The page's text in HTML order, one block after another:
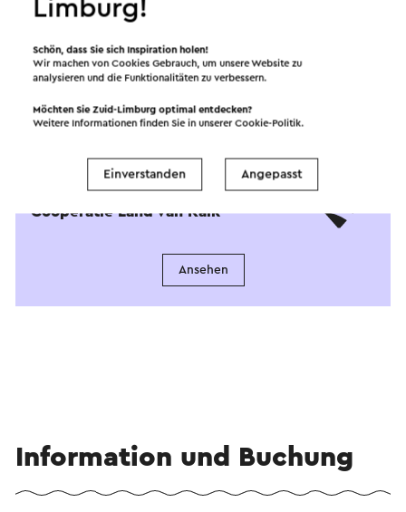
Angeboten von
Coöperatie Land van Kalk
Ansehen
Information und Buchung
Limburg!
Schön, dass Sie sich Inspiration holen!
Wir machen von Cookies Gebrauch, um unsere Website zu
analysieren und die Funktionalitäten zu verbessern.
Möchten Sie Zuid-Limburg optimal entdecken?
Weitere Informationen finden Sie in unsererCookie-Politik.
Einverstanden Angepasst